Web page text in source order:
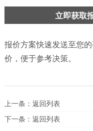
报价方案快速发送至您
价，便于参考决策。
上一条： 返回列表
下一条： 返回列表